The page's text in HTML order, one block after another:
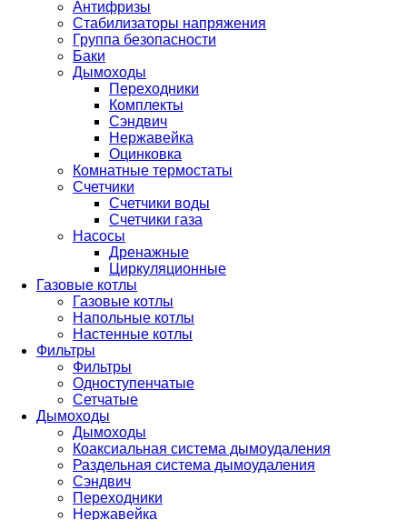
Антифризы
Стабилизаторы напряжения
Группа безопасности
Баки
Дымоходы
Переходники
Комплекты
Сэндвич
Нержавейка
Оцинковка
Комнатные термостаты
Счетчики
Счетчики воды
Счетчики газа
Насосы
Дренажные
Циркуляционные
Газовые котлы
Газовые котлы
Напольные котлы
Настенные котлы
Фильтры
Фильтры
Одноступенчатые
Сетчатые
Дымоходы
Дымоходы
Коаксиальная система дымоудаления
Раздельная система дымоудаления
Сэндвич
Переходники
Нержавейка